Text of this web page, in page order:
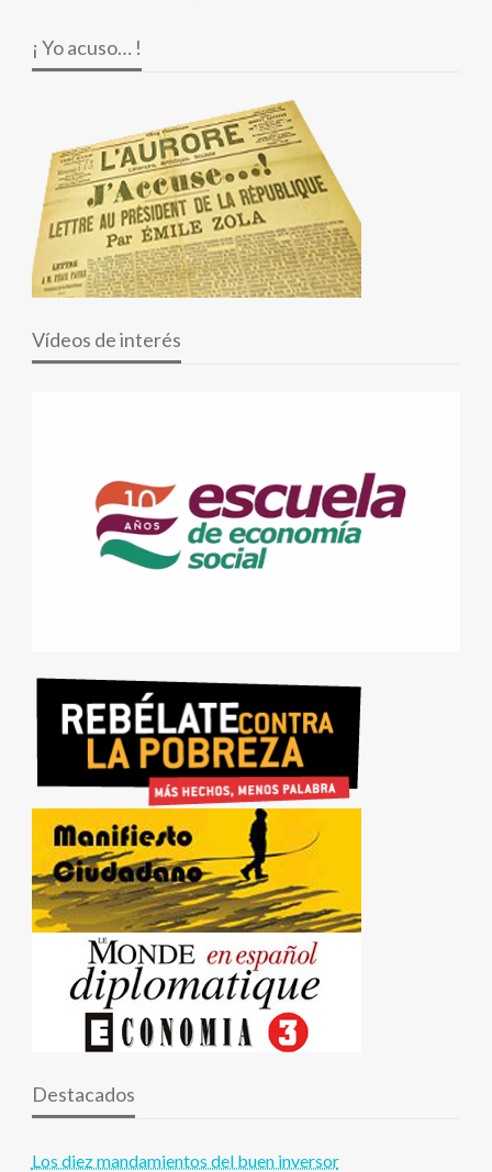
¡ Yo acuso… !
Vídeos de interés
Destacados
Los diez mandamientos del buen inversor